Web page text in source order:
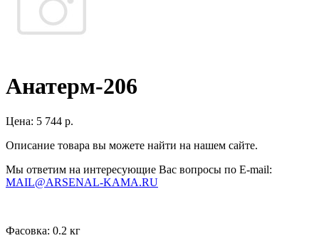
Анатерм-206
Цена: 5 744 р.
Описание товара вы можете найти на нашем сайте.
Мы ответим на интересующие Вас вопросы по E-mail:
MAIL@ARSENAL-KAMA.RU
Фасовка: 0.2 кг